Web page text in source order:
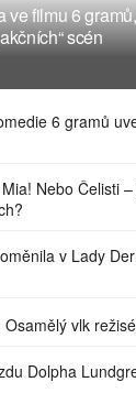
ve filmu 6
scén
6 gramů
Nebo Čelisti
v Lady
vlk
Dolpha